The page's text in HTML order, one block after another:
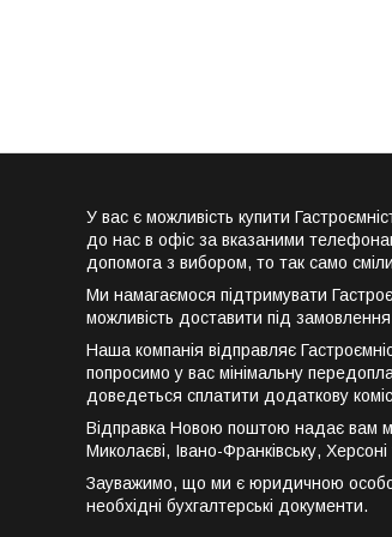
У вас є можливість купити
до нас в офіс за вказаними
допомога з вибором, то так само
Ми намагаємося підтримувати
можливість доставити під
Наша компанія відправляє
попросимо у вас мінімальну
доведеться сплатити додаткову
Відправка Новою поштою надає вам
Миколаєві, Івано-Франківську,
Зауважимо, що ми є юридичною
необхідні бухгалтерські документи.